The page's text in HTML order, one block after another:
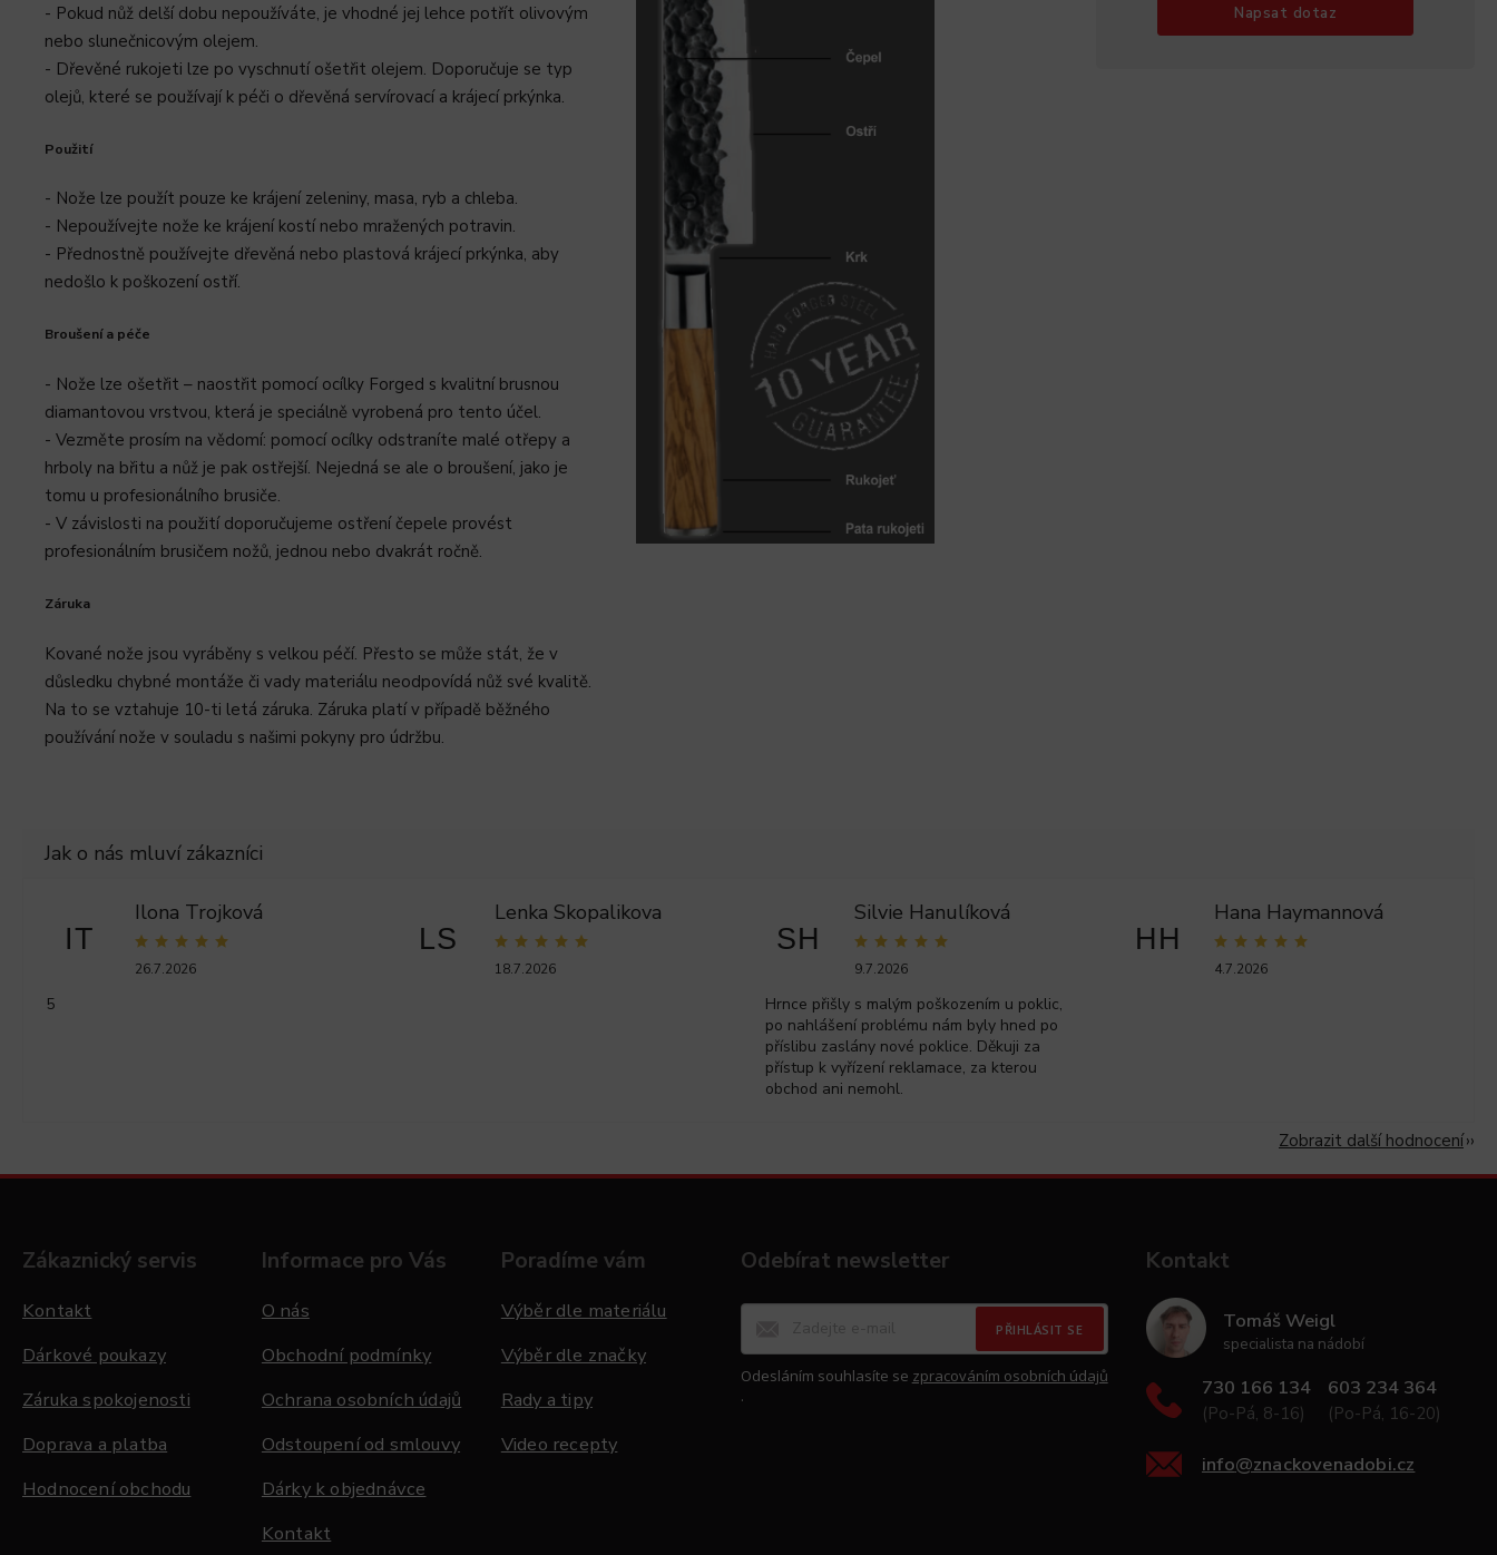
- Pokud nůž delší dobu nepoužíváte, je vhodné jej lehce potřít olivovým
nebo slunečnicovým olejem.
- Dřevěné rukojeti lze po vyschnutí ošetřit olejem. Doporučuje se typ
olejů, které se používají k péči o dřevěná servírovací a krájecí prkýnka.
Použití
- Nože lze použít pouze ke krájení zeleniny, masa, ryb a chleba.
- Nepoužívejte nože ke krájení kostí nebo mražených potravin.
- Přednostně používejte dřevěná nebo plastová krájecí prkýnka, aby
nedošlo k poškození ostří.
Broušení a péče
- Nože lze ošetřit – naostřit pomocí ocílky Forged s kvalitní brusnou
diamantovou vrstvou, která je speciálně vyrobená pro tento účel.
- Vezměte prosím na vědomí: pomocí ocílky odstraníte malé otřepy a
hrboly na břitu a nůž je pak ostřejší. Nejedná se ale o broušení, jako je
tomu u profesionálního brusiče.
- V závislosti na použití doporučujeme ostření čepele provést
profesionálním brusičem nožů, jednou nebo dvakrát ročně.
Záruka
Kované nože jsou vyráběny s velkou péčí. Přesto se může stát, že v
důsledku chybné montáže či vady materiálu neodpovídá nůž své kvalitě.
Na to se vztahuje 10-ti letá záruka. Záruka platí v případě běžného
používání nože v souladu s našimi pokyny pro údržbu.
Napsat dotaz
IT
Ilona Trojková
26.7.2026
5
LS
Lenka Skopalikova
18.7.2026
SH
Silvie Hanulíková
9.7.2026
Hrnce přišly s malým poškozením u poklic,
po nahlášení problému nám byly hned po
příslibu zaslány nové poklice. Děkuji za
přístup k vyřízení reklamace, za kterou
obchod ani nemohl.
HH
Hana Haymannová
4.7.2026
Zobrazit další hodnocení
Zákaznický servis
Kontakt
Dárkové poukazy
Záruka spokojenosti
Doprava a platba
Hodnocení obchodu
Informace pro Vás
O nás
Obchodní podmínky
Ochrana osobních údajů
Odstoupení od smlouvy
Dárky k objednávce
Kontakt
Poradíme vám
Výběr dle materiálu
Výběr dle značky
Rady a tipy
Video recepty
Odebírat newsletter
PŘIHLÁSIT SE
Odesláním souhlasíte se zpracováním osobních údajů
.
Kontakt
Tomáš Weigl
specialista na nádobí
730 166 134
(Po-Pá, 8-16)
603 234 364
(Po-Pá, 16-20)
info@znackovenadobi.cz